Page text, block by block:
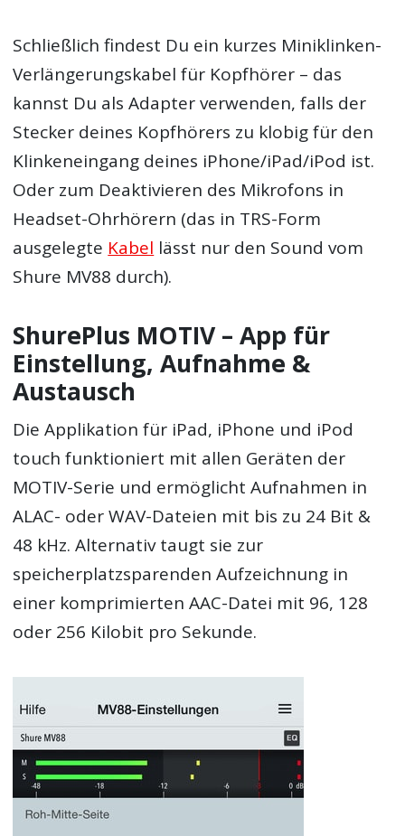
Schließlich findest Du ein kurzes Miniklinken-
Verlängerungskabel für Kopfhörer – das
kannst Du als Adapter verwenden, falls der
Stecker deines Kopfhörers zu klobig für den
Klinkeneingang deines iPhone/iPad/iPod ist.
Oder zum Deaktivieren des Mikrofons in
Headset-Ohrhörern (das in TRS-Form
ausgelegte Kabel lässt nur den Sound vom
Shure MV88 durch).
ShurePlus MOTIV – App für
Einstellung, Aufnahme &
Austausch
Die Applikation für iPad, iPhone und iPod
touch funktioniert mit allen Geräten der
MOTIV-Serie und ermöglicht Aufnahmen in
ALAC- oder WAV-Dateien mit bis zu 24 Bit &
48 kHz. Alternativ taugt sie zur
speicherplatzsparenden Aufzeichnung in
einer komprimierten AAC-Datei mit 96, 128
oder 256 Kilobit pro Sekunde.